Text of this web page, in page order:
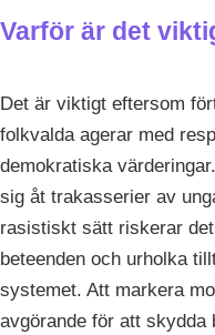
Varför är det
Det är viktigt eftersom
folkvalda agerar med
demokratiska
sig åt trakasserier av
rasistiskt sätt riskerar
beteenden och urholka
systemet. Att markera
avgörande för att skydda